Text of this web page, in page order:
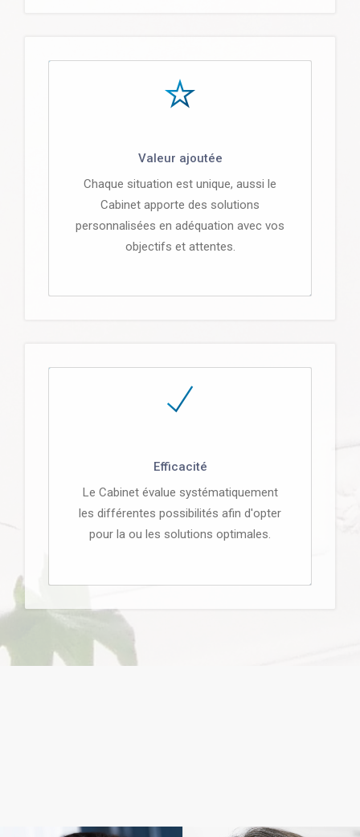
Valeur ajoutée
Chaque situation est unique, aussi le
Cabinet apporte des solutions
personnalisées en adéquation avec vos
objectifs et attentes.
Efficacité
Le Cabinet évalue systématiquement
les différentes possibilités afin d'opter
pour la ou les solutions optimales.